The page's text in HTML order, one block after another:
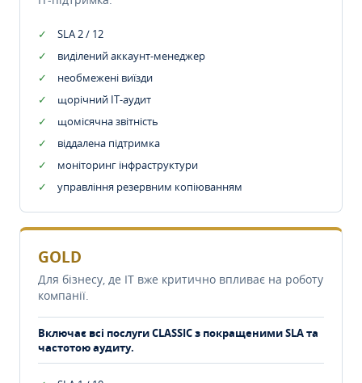
SLA 2 / 12
виділений аккаунт-менеджер
необмежені виїзди
щорічний IT-аудит
щомісячна звітність
віддалена підтримка
моніторинг інфраструктури
управління резервним копіюванням
GOLD
Для бізнесу, де IT вже критично впливає на роботу
компанії.
Включає всі послуги CLASSIC з покращеними SLA та
частотою аудиту.